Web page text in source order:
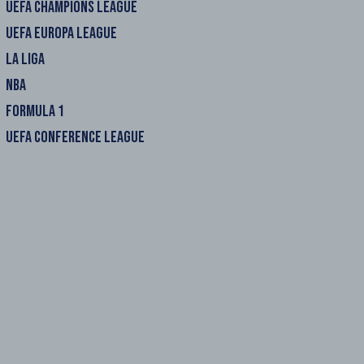
UEFA CHAMPIONS LEAGUE
UEFA EUROPA LEAGUE
LA LIGA
NBA
FORMULA 1
UEFA CONFERENCE LEAGUE